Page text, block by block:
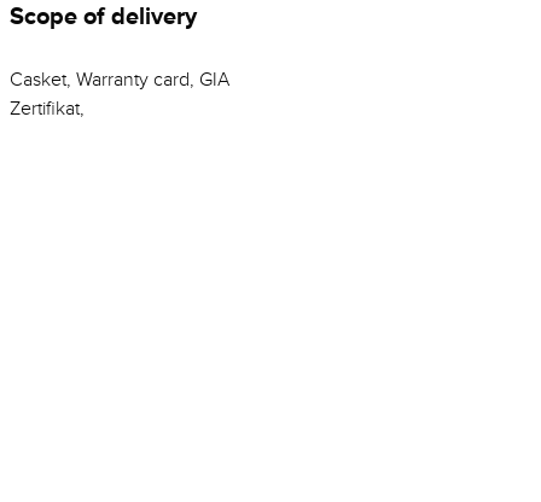
Scope of delivery
Casket, Warranty card, GIA
Zertifikat,